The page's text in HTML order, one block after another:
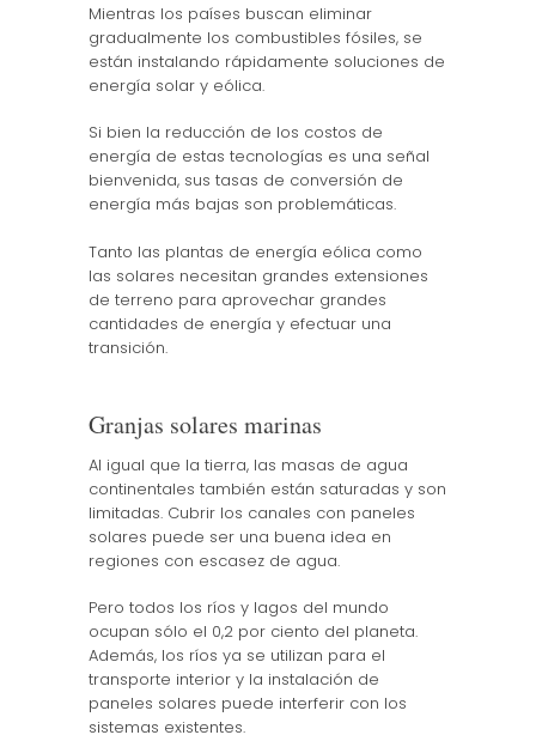
Mientras los países buscan eliminar
gradualmente los combustibles fósiles, se
están instalando rápidamente soluciones de
energía solar y eólica.
Si bien la reducción de los costos de
energía de estas tecnologías es una señal
bienvenida, sus tasas de conversión de
energía más bajas son problemáticas.
Tanto las plantas de energía eólica como
las solares necesitan grandes extensiones
de terreno para aprovechar grandes
cantidades de energía y efectuar una
transición.
Granjas solares marinas
Al igual que la tierra, las masas de agua
continentales también están saturadas y son
limitadas. Cubrir los canales con paneles
solares puede ser una buena idea en
regiones con escasez de agua.
Pero todos los ríos y lagos del mundo
ocupan sólo el 0,2 por ciento del planeta.
Además, los ríos ya se utilizan para el
transporte interior y la instalación de
paneles solares puede interferir con los
sistemas existentes.